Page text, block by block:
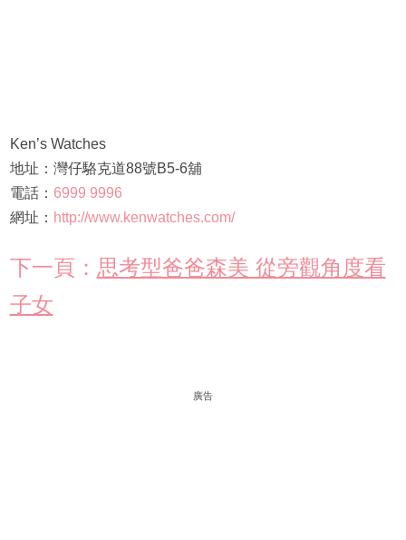
Ken’s Watches
地址：灣仔駱克道88號B5-6舖
電話： 6999 9996
網址： http://www.kenwatches.com/
下一頁： 思考型爸爸森美 從旁觀角度看
子女
廣告